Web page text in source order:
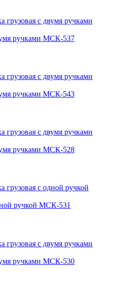
ручками МСК-537
ручками МСК-543
ручками МСК-528
ручкой МСК-531
ручками МСК-530